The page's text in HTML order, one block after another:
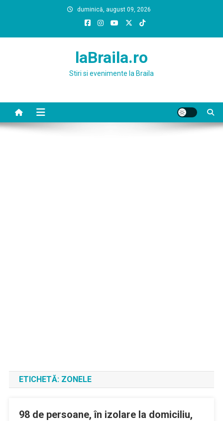
duminică, august 09, 2026
laBraila.ro
Stiri si evenimente la Braila
ETICHETĂ: ZONELE
98 de persoane, în izolare la domiciliu,